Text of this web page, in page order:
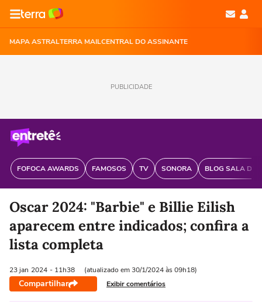
MAPA ASTRALTERRA MAILCENTRAL DO ASSINANTE
PUBLICIDADE
FOFOCA AWARDS FAMOSOS TV SONORA BLOG SALA DE
Oscar 2024: "Barbie" e Billie Eilish
aparecem entre indicados; confira a
lista completa
23 jan 2024 - 11h38 (atualizado em 30/1/2024 às 09h18)
Compartilhar Exibir comentários